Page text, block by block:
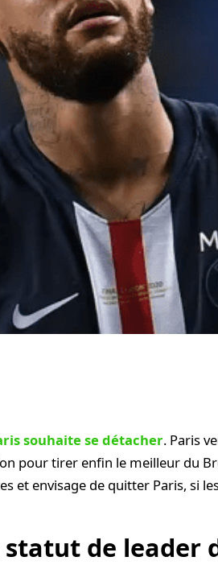
souhaite se détacher. Paris
pour tirer enfin le meilleur du
et envisage de quitter Paris, si
de leader